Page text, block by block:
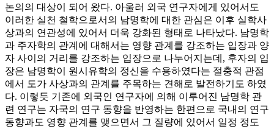
논의의 대상이 되어 왔다. 아울러 외국 연구자에게 있어서도
이러한 실천 철학으로서의 남명학에 대한 관심은 이후 실학사
상과의 연관성에 있어서 더욱 강화된 형태로 나타났다. 남명학
과 주자학의 관계에 대해서는 영향 관계를 강조하는 입장과 양
자 사이의 거리를 강조하는 입장으로 나누어지는데, 후자의 입
장은 남명학이 원시유학의 정신을 수용하였다는 절충적 관점
에서 도가 사상과의 관계를 주목하는 견해로 발전하기도 하였
다. 이렇듯 기존에 외국인 연구자에 의해 이루어진 남명학 관
련 연구는 자국의 연구 동향을 반영하는 한편으로 국내의 연구
동향과도 영향 관계를 맺으면서 그 질량에 있어서 일정 정도